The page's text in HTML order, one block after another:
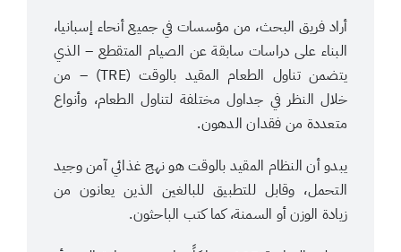
أراد فريق البحث، من مؤسسات في جميع أنحاء إسبانيا،
البناء على دراسات سابقة عن الصيام المتقطع – الذي
يتضمن تناول الطعام المقيد بالوقت (TRE) – من
خلال النظر في جداول مختلفة لتناول الطعام، وأنواع
متعددة من فقدان الدهون.
يبدو أن النظام المقيد بالوقت هو نهج غذائي آمن وجيد
التحمل، وقابل للتطبيق للبالغين الذين يعانون من
زيادة الوزن أو السمنة، كما كتب الباحثون.